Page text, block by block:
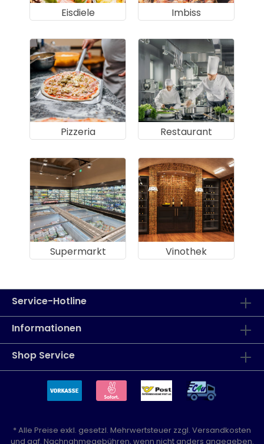
Eisdiele Imbiss
Pizzeria Restaurant
Supermarkt Vinothek
Service-Hotline
Informationen
Shop Service
* Alle Preise exkl. gesetzl. Mehrwertsteuer zzgl. Versandkosten
und ggf. Nachnahmegebühren, wenn nicht anders angegeben.